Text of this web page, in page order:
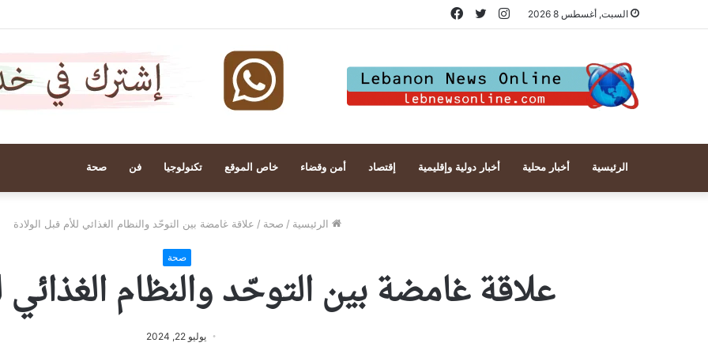
السبت, أغسطس 8 2026 فيسبوكتويتر
انستقرام
الرئيسية أخبار محلية أخبار دولية وإقليمية إقتصاد أمن وقضاء خاص الموقع تكنولوجيا فن صحة
الرئيسية / صحة / علاقة غامضة بين التوحّد والنظام الغذائي للأم قبل الولادة
صحة
علاقة غامضة بين التوحّد والنظام الغذائي
يوليو 22, 2024